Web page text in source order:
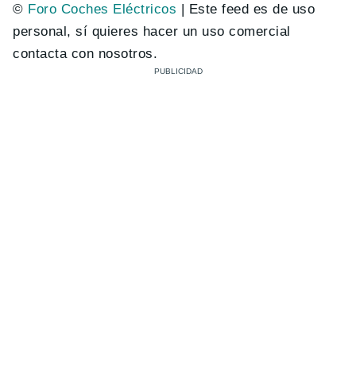
© Foro Coches Eléctricos | Este feed es de uso
personal, sí quieres hacer un uso comercial
contacta con nosotros.